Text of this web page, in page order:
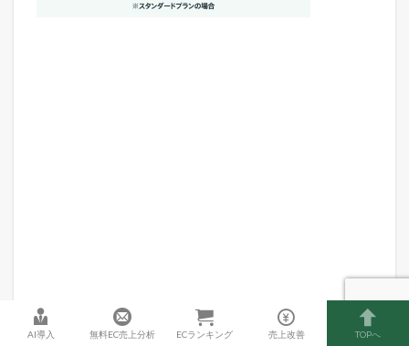
AI導入 無料EC売上分析 ECランキング 売上改善 TOPへ